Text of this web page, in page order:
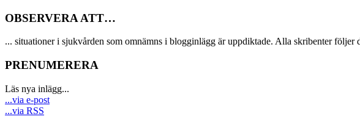
OBSERVERA ATT…
... situationer i sjukvården som omnämns i blogginlägg är uppdiktade. Alla skribenter följer
PRENUMERERA
Läs nya inlägg...
...via e-post
...via RSS